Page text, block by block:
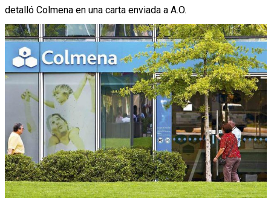
detalló Colmena en una carta enviada a A.O.